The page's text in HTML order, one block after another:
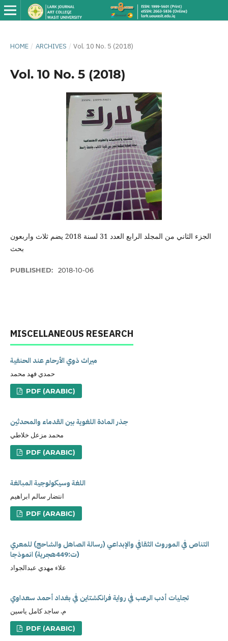
HOME / ARCHIVES / Vol. 10 No. 5 (2018)
Vol. 10 No. 5 (2018)
الجزء الثاني من المجلد الرابع العدد 31 لسنة 2018 يضم ثلاث واربعون
بحث
PUBLISHED: 2018-10-06
MISCELLANEOUS RESEARCH
ميراث ذوي الأرحام عند الحنفية
حمدي فهد محمد
PDF (ARABIC)
جذر المادة اللغوية بين القدماء والمحدثين
محمد مزعل خلاطي
PDF (ARABIC)
اللغة وسيكولوجية المبالغة
انتضار سالم ابراهيم
PDF (ARABIC)
التناص في الموروث الثقافي والإبداعي (رسالة الصاهل والشاحج) للمعري
(ت:449هجرية) انموذجا
علاء مهدي عبدالجواد
تجليات أدب الرعب في رواية فرانكشتاين في بغداد أحمد سعداوي
م. ساجد كامل ياسين
PDF (ARABIC)